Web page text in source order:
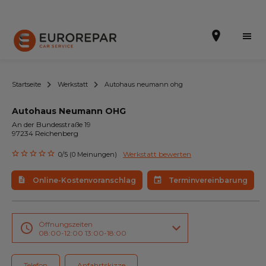
Terminvereinbarung
Online-Kostenvoranschlag
Die Marke
Leistungen
Angebote
Startseite Werkstatt Autohaus neumann ohg
Autohaus Neumann OHG
An der Bundesstraße 19
97234 Reichenberg
0/5 (0 Meinungen) Werkstatt bewerten
Online-Kostenvoranschlag Terminvereinbarung
Öffnungszeiten
08:00-12:00 13:00-18:00